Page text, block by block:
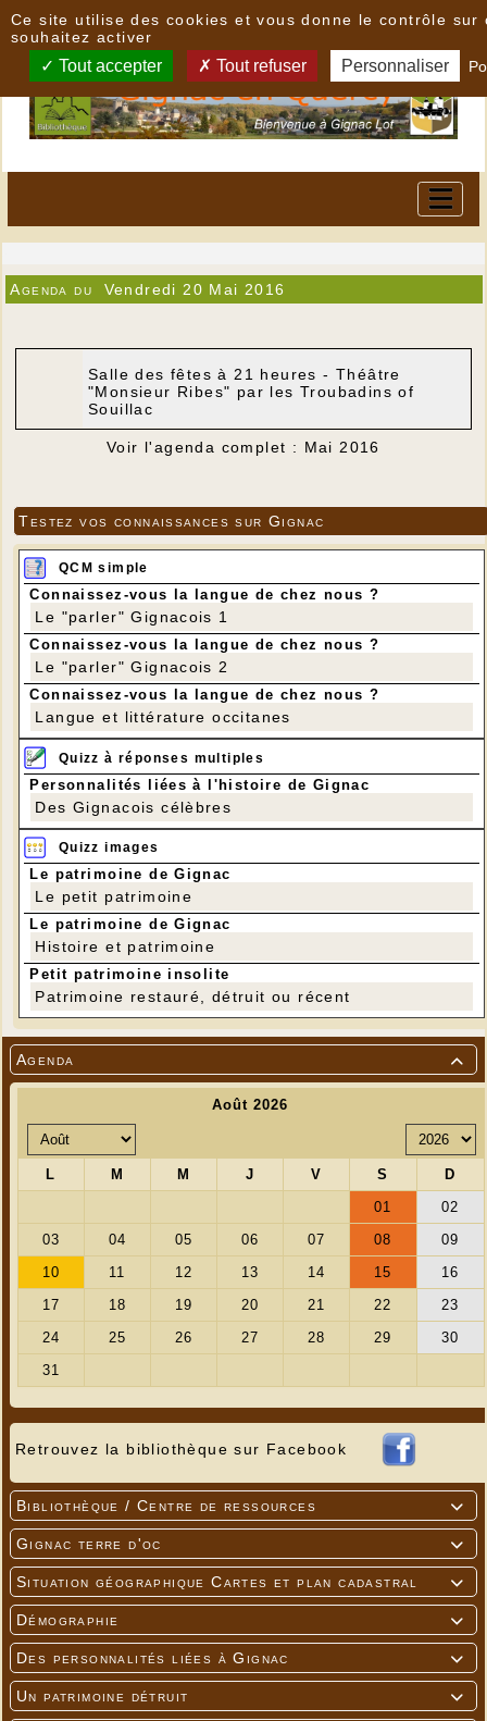

Agenda
Retrouvez la bibliothèque sur Facebook

Bibliothèque / Centre de ressources

Gignac terre d'oc

Situation géographique Cartes et plan cadastral

Démographie

Des personnalités liées à Gignac

Un patrimoine détruit
Agenda du Vendredi 20 Mai 2016
Salle des fêtes à 21 heures - Théâtre
"Monsieur Ribes" par les Troubadins of
Souillac
Voir l'agenda complet : Mai 2016
Testez vos connaissances sur Gignac
QCM simple
Connaissez-vous la langue de chez nous ?
Le "parler" Gignacois 1
Connaissez-vous la langue de chez nous ?
Le "parler" Gignacois 2
Connaissez-vous la langue de chez nous ?
Langue et littérature occitanes
Quizz à réponses multiples
Personnalités liées à l'histoire de Gignac
Des Gignacois célèbres
Quizz images
Le patrimoine de Gignac
Le petit patrimoine
Le patrimoine de Gignac
Histoire et patrimoine
Petit patrimoine insolite
Patrimoine restauré, détruit ou récent
Ce site utilise des cookies et vous donne le contrôle sur
souhaitez activer
Tout accepter Tout refuser Personnaliser